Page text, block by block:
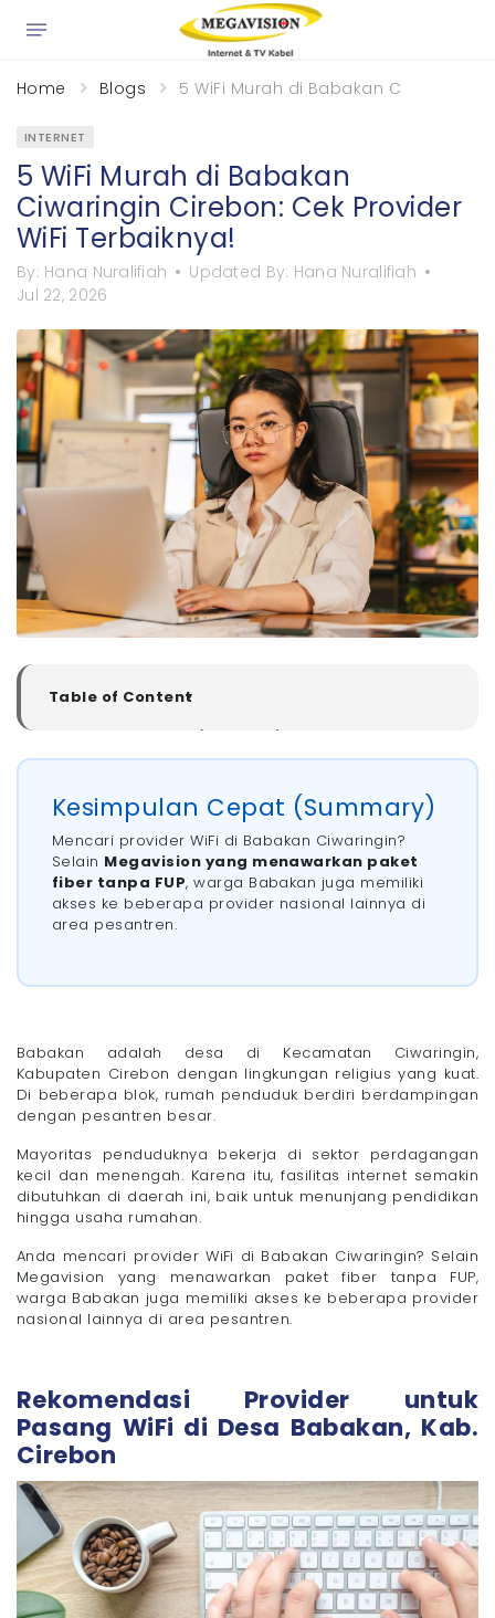
Home Blogs 5 WiFi Murah di Babakan Ciwaringin
INTERNET
5 WiFi Murah di Babakan
Ciwaringin Cirebon: Cek Provider
WiFi Terbaiknya!
By: Hana Nuralifiah Updated By: Hana Nuralifiah
Jul 22, 2026
Table of Content
▼
Rekomendasi Provider untuk Pasang WiFi di Desa
- 1. Megavision
- 2. ICONNET
- 3. IndiHome
- 4. Biznet
- 5. MyRepublic
Bagaimana Cara Memilih WiFi Bagus di Daerah
- 1. Pastikan Provider Sudah Tersedia di Area
- 3. Tanya Rekomendasi Tetangga Sekitar
- 4. Utamakan WiFi Tanpa FUP
- 5. Pastikan Layanan Pelanggan dan Teknisi
Berkualitas
dengan WiFi Megavision!
Kesimpulan Cepat (Summary)
Mencari provider WiFi di Babakan Ciwaringin?
Selain Megavision yang menawarkan paket
fiber tanpa FUP, warga Babakan juga memiliki
akses ke beberapa provider nasional lainnya di
area pesantren.
Babakan adalah desa di Kecamatan Ciwaringin,
Kabupaten Cirebon dengan lingkungan religius yang kuat.
Di beberapa blok, rumah penduduk berdiri berdampingan
dengan pesantren besar.
Mayoritas penduduknya bekerja di sektor perdagangan
kecil dan menengah. Karena itu, fasilitas internet semakin
dibutuhkan di daerah ini, baik untuk menunjang pendidikan
hingga usaha rumahan.
Anda mencari provider WiFi di Babakan Ciwaringin? Selain
Megavision yang menawarkan paket fiber tanpa FUP,
warga Babakan juga memiliki akses ke beberapa provider
nasional lainnya di area pesantren.
Rekomendasi Provider untuk
Pasang WiFi di Desa Babakan, Kab.
Cirebon